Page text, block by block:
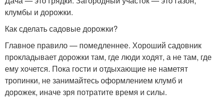
клумбы и дорожки.
Как сделать садовые дорожки?
Главное правило — помедленнее. Хороший садовник
прокладывает дорожки там, где люди ходят, а не там, где
ему хочется. Пока гости и отдыхающие не наметят
тропинки, не занимайтесь оформлением клумб и
дорожек, иначе зря потратите время и силы.